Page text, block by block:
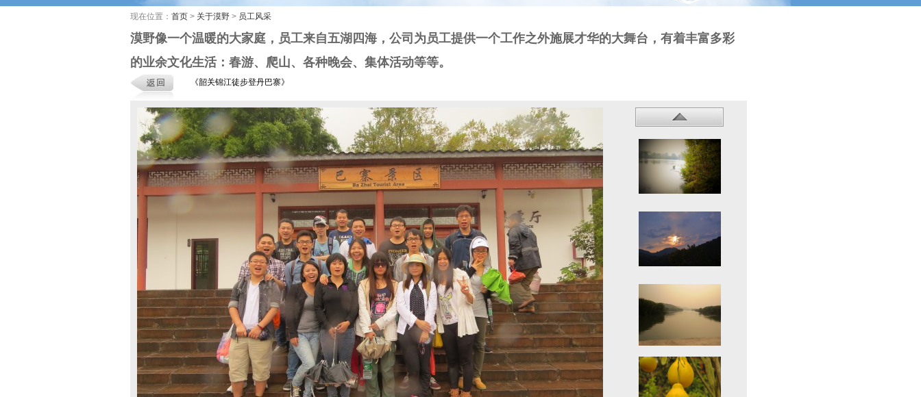
现在位置： 首页 > 关于漠野 > 员工风采
漠野像一个温暖的大家庭，员工来自五湖四海，公司为员工提供一个工作之外施展才华的大舞台，有着丰富多彩
的业余文化生活：春游、爬山、各种晚会、集体活动等等。
《韶关锦江徒步登丹巴寨》